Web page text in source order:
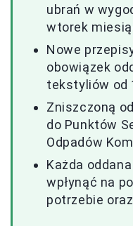
ubrań w
wtorek
Nowe
obowiązek
tekstyliów od
Zniszczoną
do Punktów
Odpadów
Każda
wpłynąć na
potrzebie